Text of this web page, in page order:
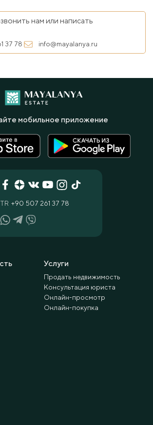
нам или написать
37 78 info@mayalanya.ru
Услуги
Продать недвижимость
Консультация юриста
Онлайн-просмотр
Онлайн-покупка
TR +90 507 261 37 78
мобильное приложение